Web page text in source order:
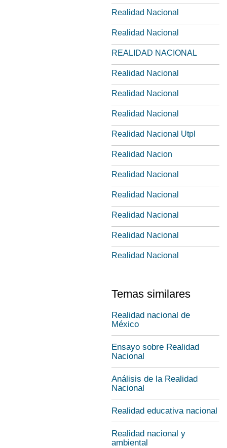
Realidad Nacional
Realidad Nacional
REALIDAD NACIONAL
Realidad Nacional
Realidad Nacional
Realidad Nacional
Realidad Nacional Utpl
Realidad Nacion
Realidad Nacional
Realidad Nacional
Realidad Nacional
Realidad Nacional
Realidad Nacional
Temas similares
Realidad nacional de
México
Ensayo sobre Realidad
Nacional
Análisis de la Realidad
Nacional
Realidad educativa nacional
Realidad nacional y
ambiental